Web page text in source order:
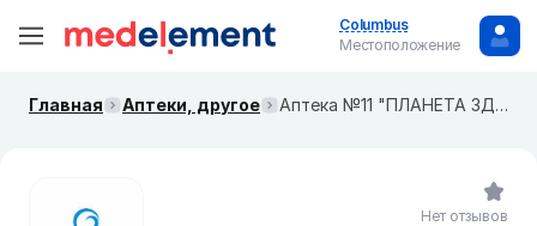
Columbus
Местоположение
Главная Аптеки, другое Аптека №11 "ПЛАНЕТА ЗДОРОВЬЯ"
Нет отзывов